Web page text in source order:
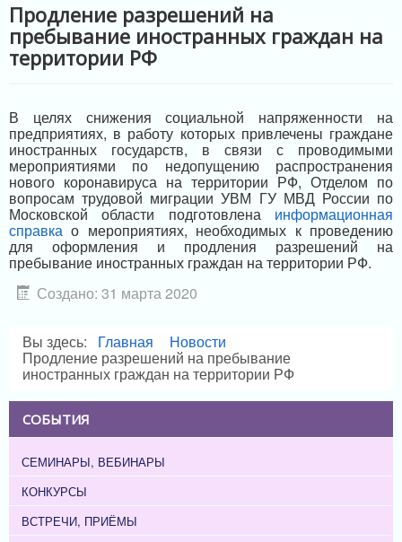
Продление разрешений на
пребывание иностранных граждан на
территории РФ
В целях снижения социальной напряженности на
предприятиях, в работу которых привлечены граждане
иностранных государств, в связи с проводимыми
мероприятиями по недопущению распространения
нового коронавируса на территории РФ, Отделом по
вопросам трудовой миграции УВМ ГУ МВД России по
Московской области подготовлена информационная
справка о мероприятиях, необходимых к проведению
для оформления и продления разрешений на
пребывание иностранных граждан на территории РФ.
Создано: 31 марта 2020
Вы здесь: Главная Новости
Продление разрешений на пребывание
иностранных граждан на территории РФ
СОБЫТИЯ
СЕМИНАРЫ, ВЕБИНАРЫ
КОНКУРСЫ
ВСТРЕЧИ, ПРИЁМЫ